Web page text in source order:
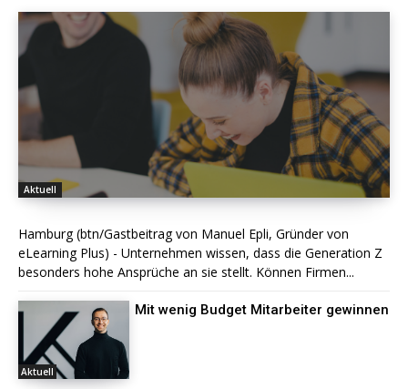
Aktuell
Hamburg (btn/Gastbeitrag von Manuel Epli, Gründer von
eLearning Plus) - Unternehmen wissen, dass die Generation Z
besonders hohe Ansprüche an sie stellt. Können Firmen...
Aktuell
Mit wenig Budget Mitarbeiter gewinnen